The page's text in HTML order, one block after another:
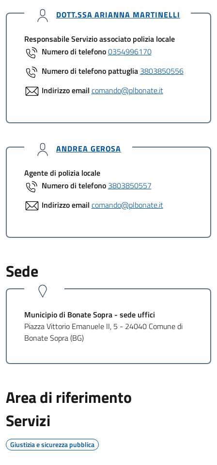
DOTT.SSA ARIANNA MARTINELLI
Responsabile Servizio associato polizia locale
Numero di telefono0354996170
Numero di telefono pattuglia 3803850556
Indirizzo email comando@plbonate.it
ANDREA GEROSA
Agente di polizia locale
Numero di telefono 3803850557
Indirizzo email comando@plbonate.it
Sede
Municipio di Bonate Sopra - sede uffici
Piazza Vittorio Emanuele II, 5 - 24040 Comune di
Bonate Sopra (BG)
Area di riferimento
Servizi
Giustizia e sicurezza pubblica